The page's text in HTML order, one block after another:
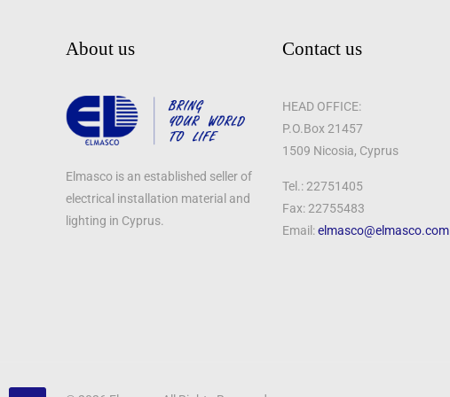
About us
Elmasco is an established seller of
electrical installation material and
lighting in Cyprus.
Contact us
HEAD OFFICE:
P.O.Box 21457
1509 Nicosia, Cyprus
Tel.: 22751405
Fax: 22755483
Email:elmasco@elmasco.com